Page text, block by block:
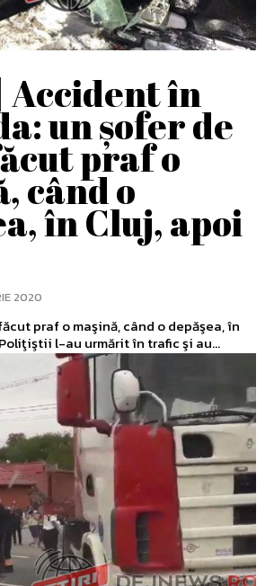
Accident în
un şofer de
praf o
când o
în Cluj, apoi
2020
praf o maşină, când o depăşea, în
l-au urmărit în trafic şi au...